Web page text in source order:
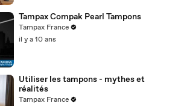
Tampax Compak Pearl Tampons
Tampax France
il y a 10 ans
Utiliser les tampons - mythes et
réalités
Tampax France